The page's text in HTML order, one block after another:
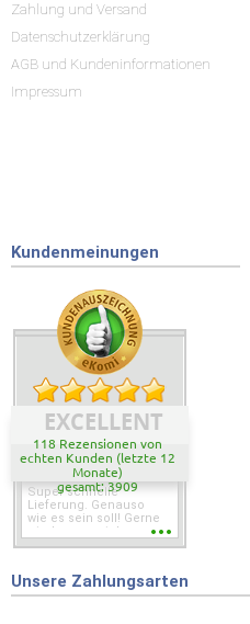
Zahlung und Versand
Datenschutzerklärung
AGB und Kundeninformationen
Impressum
Kundenmeinungen
EXCELLENT
118 Rezensionen von
echten Kunden (letzte 12
Monate)
gesamt: 3909
Super schnelle
Lieferung. Genauso
wie es sein soll! Gerne
wieder wenn ich was
Unsere Zahlungsarten